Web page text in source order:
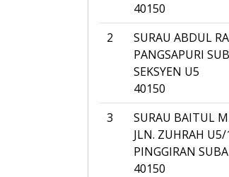
40150
2
SURAU ABDUL
PANGSAPURI
SEKSYEN U5
40150
3
SURAU BAITUL
JLN. ZUHRAH
PINGGIRAN
40150